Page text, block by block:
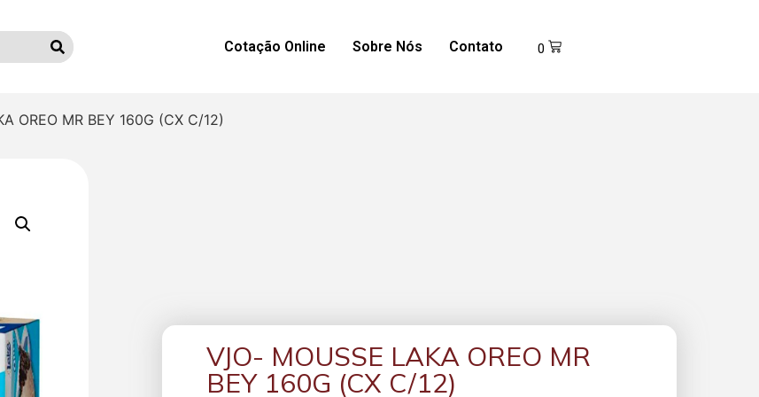
Cotação Online Sobre Nós Contato 0
OREO MR BEY 160G (CX C/12)
VJO- MOUSSE LAKA OREO MR
BEY 160G (CX C/12)